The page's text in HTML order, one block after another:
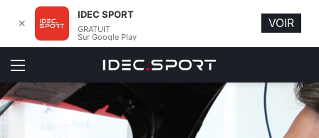
Menu
✕
IDEC SPORT
GRATUIT
Sur Google Play
VOIR